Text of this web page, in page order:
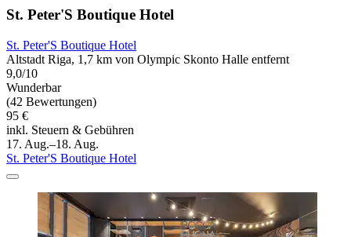
St. Peter'S Boutique Hotel
St. Peter'S Boutique Hotel
Altstadt Riga, 1,7 km von Olympic Skonto Halle entfernt
9,0/10
Wunderbar
(42 Bewertungen)
95 €
inkl. Steuern & Gebühren
17. Aug.–18. Aug.
St. Peter'S Boutique Hotel